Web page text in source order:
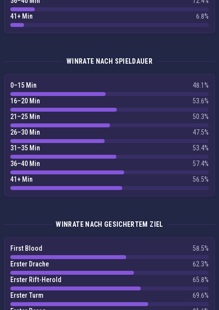
41+ Min
6.8%
WINRATE NACH SPIELDAUER
0–15 Min
48.1%
16–20 Min
53.6%
21–25 Min
50.3%
26–30 Min
47.5%
31–35 Min
53.4%
36–40 Min
57.4%
41+ Min
56.5%
WINRATE NACH GESICHERTEM ZIEL
First Blood
58.5%
Erster Drache
62.3%
Erster Rift-Herold
65.8%
Erster Turm
69.6%